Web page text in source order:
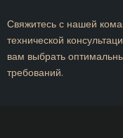
Свяжитесь с нашей
технической
вам выбрать
требований.